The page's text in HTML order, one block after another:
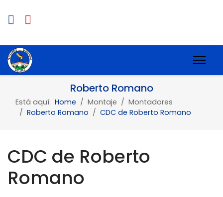
Roberto Romano
Está aquí: Home Montaje
Montadores
Roberto Romano
CDC de Roberto Romano
CDC de Roberto
Romano